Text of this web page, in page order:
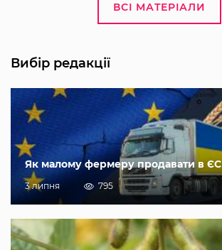
ВСІ МАТЕРІАЛИ
Вибір редакції
Як малому фермеру продавати в ЄС
3 липня 795